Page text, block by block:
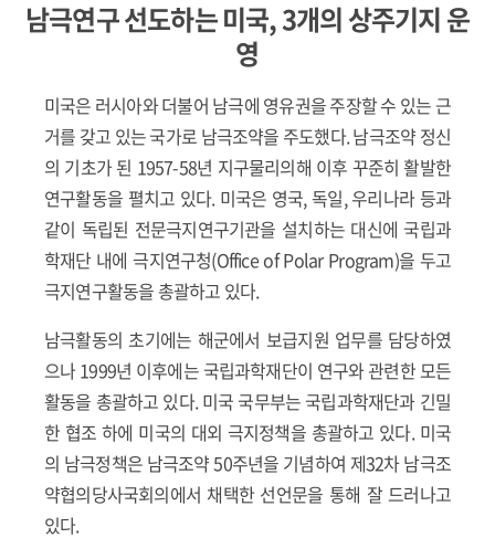
남극연구 선도하는 미국, 3개의 상주기지 운
영
미국은 러시아와 더불어 남극에 영유권을 주장할 수 있는 근
거를 갖고 있는 국가로 남극조약을 주도했다. 남극조약 정신
의 기초가 된 1957-58년 지구물리의해 이후 꾸준히 활발한
연구활동을 펼치고 있다. 미국은 영국, 독일, 우리나라 등과
같이 독립된 전문극지연구기관을 설치하는 대신에 국립과
학재단 내에 극지연구청(Office of Polar Program)을 두고
극지연구활동을 총괄하고 있다.
남극활동의 초기에는 해군에서 보급지원 업무를 담당하였
으나 1999년 이후에는 국립과학재단이 연구와 관련한 모든
활동을 총괄하고 있다. 미국 국무부는 국립과학재단과 긴밀
한 협조 하에 미국의 대외 극지정책을 총괄하고 있다. 미국
의 남극정책은 남극조약 50주년을 기념하여 제32차 남극조
약협의당사국회의에서 채택한 선언문을 통해 잘 드러나고
있다.